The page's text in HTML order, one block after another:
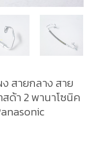
สายกลาง สาย
ด้า 2 พานาโซนิค